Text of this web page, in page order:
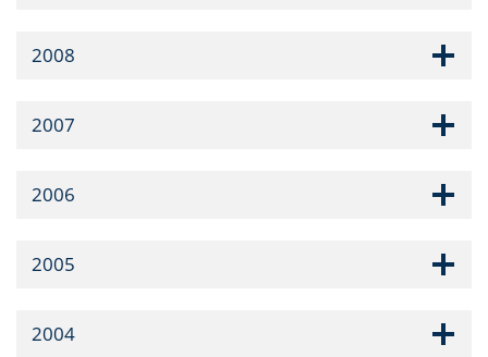
2008
2007
2006
2005
2004